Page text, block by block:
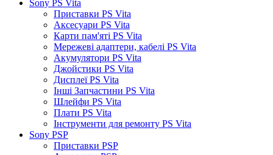
Sony PS Vita
Приставки PS Vita
Аксесуари PS Vita
Карти пам'яті PS Vita
Мережеві адаптери, кабелі PS Vita
Акумулятори PS Vita
Джойстики PS Vita
Дисплеї PS Vita
Інші Запчастини PS Vita
Шлейфи PS Vita
Плати PS Vita
Інструменти для ремонту PS Vita
Sony PSP
Приставки PSP